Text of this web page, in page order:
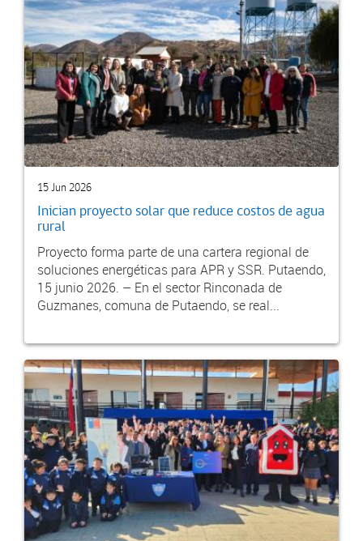
15 Jun 2026
Inician proyecto solar que reduce costos de agua
rural
Proyecto forma parte de una cartera regional de
soluciones energéticas para APR y SSR. Putaendo,
15 junio 2026. – En el sector Rinconada de
Guzmanes, comuna de Putaendo, se real...